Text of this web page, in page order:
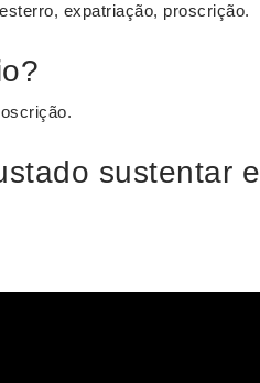
expatriação, proscrição.
sustentar e